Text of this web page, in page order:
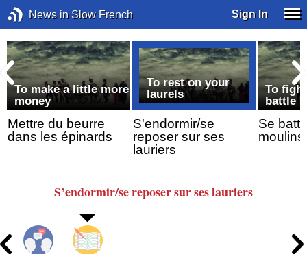
News in Slow French Sign In
To make a little more
money
Mettre du beurre
dans les épinards
To rest on your
laurels
S'endormir/se
reposer sur ses
lauriers
To
battle
Se
S’endormir/se reposer sur ses lauriers